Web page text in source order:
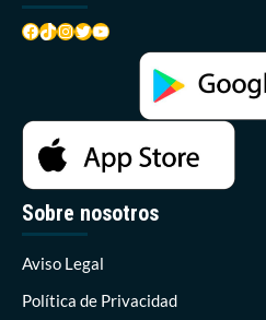
Facebook
TikTok
Instagram
Twitter
YouTube
Sobre nosotros
Aviso Legal
Política de Privacidad